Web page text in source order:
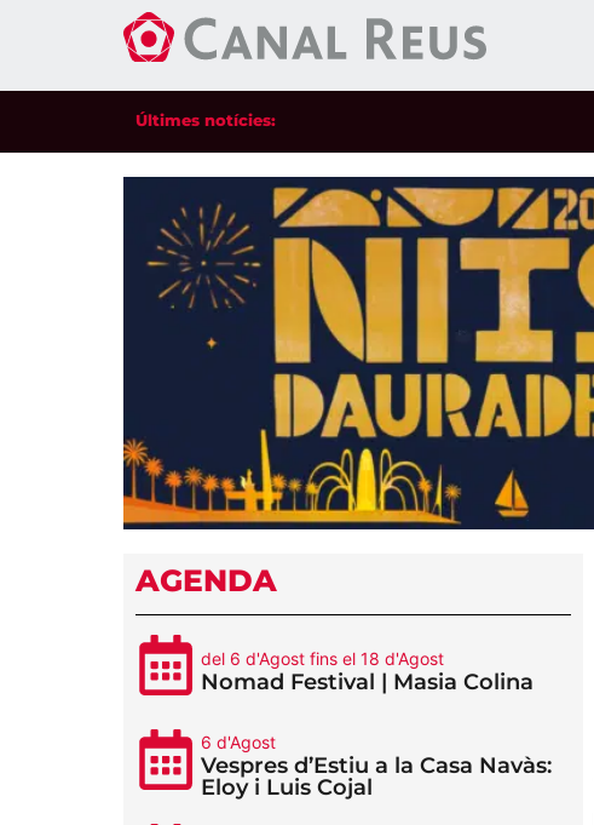
Últimes notícies:
AGENDA
del 6 d'Agost fins el 18 d'Agost
Nomad Festival | Masia Colina
6 d'Agost
Vespres d’Estiu a la Casa Navàs:
Eloy i Luis Cojal